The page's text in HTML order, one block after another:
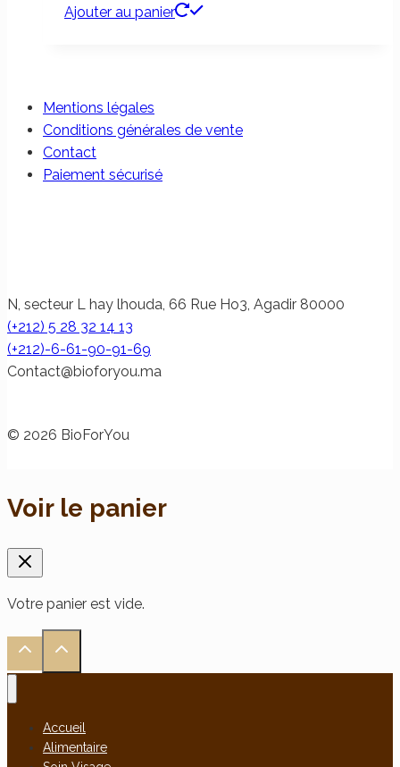
Ajouter au panier
Mentions légales
Conditions générales de vente
Contact
Paiement sécurisé
N, secteur L hay lhouda, 66 Rue Ho3, Agadir 80000
(+212) 5 28 32 14 13
(+212)-6-61-90-91-69
am.uoyrofoib
@tcatnoC
© 2026 BioForYou
Voir le panier
Votre panier est vide.
Accueil
Alimentaire